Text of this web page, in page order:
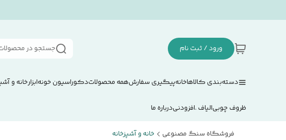
ورود / ثبت نام جستجو در
دسته‌بندی کالاهاخانهپیگیری سفارشهمه محصولاتدکوراسیون خونهابزارخانه و
ظروف چوبیالیاف .افزودنیدرباره ما
فروشگاه سنگ مصنوعی خانه و آشپزخانه